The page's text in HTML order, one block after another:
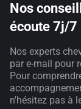
Nos
écoute 7j/7
Nos experts
par e-mail pour
Pour
n'hésitez pas à